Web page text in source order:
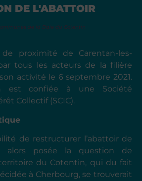
DE L'ABATTOIR
de la Baie du Cotentin
de proximité de Carentan-les-
tous les acteurs de la filière
activité le 6 septembre 2021.
est confiée à une Société
Collectif (SCIC).
de restructurer l’abattoir de
alors posée la question de
territoire du Cotentin, qui du fait
à Cherbourg, se trouverait